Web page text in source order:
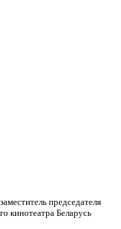
председателя
кинотеатра Беларусь